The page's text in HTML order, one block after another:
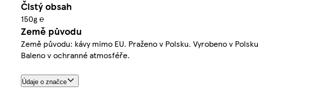
Čistý obsah
150g ℮
Země původu
Země původu: kávy mimo EU. Praženo v Polsku. Vyrobeno v Polsku
Baleno v ochranné atmosféře.
Údaje o značce